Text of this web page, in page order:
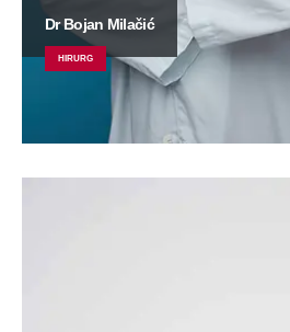
Dr Bojan Milačić
HIRURG